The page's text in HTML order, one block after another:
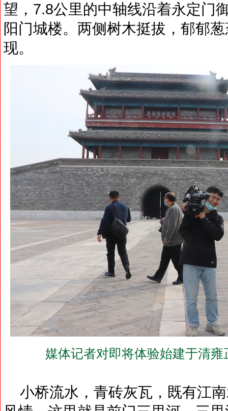
望，7.8公里的中轴线沿着永定门
阳门城楼。两侧树木挺拔，郁郁
现。
媒体记者对即将体验始建于清
小桥流水，青砖灰瓦，既有江